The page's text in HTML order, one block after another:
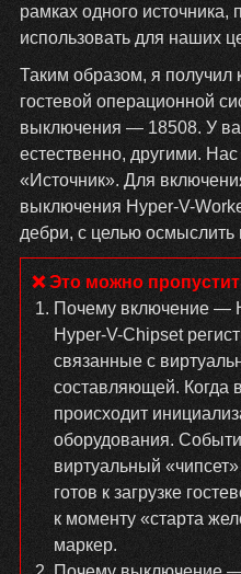
рамках одного
использовать для наших
Таким образом, я получил
гостевой операционной
выключения — 18508. У
естественно, другими.
«Источник». Для
выключения Hyper-V-
дебри, с целью осмыслить
Почему включение —
Hyper-V-Chipset
связанные с
составляющей. Когда
происходит
оборудования.
виртуальный
готов к загрузке
к моменту «старта
маркер.